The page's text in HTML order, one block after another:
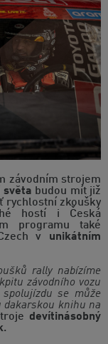
závodním strojem
světa budou mít již
rychlostní zkoušky
hostí i Česká
programu také
v unikátním
rally nabízíme
závodního vozu
se může
dakarskou knihu na
devítinásobný
.